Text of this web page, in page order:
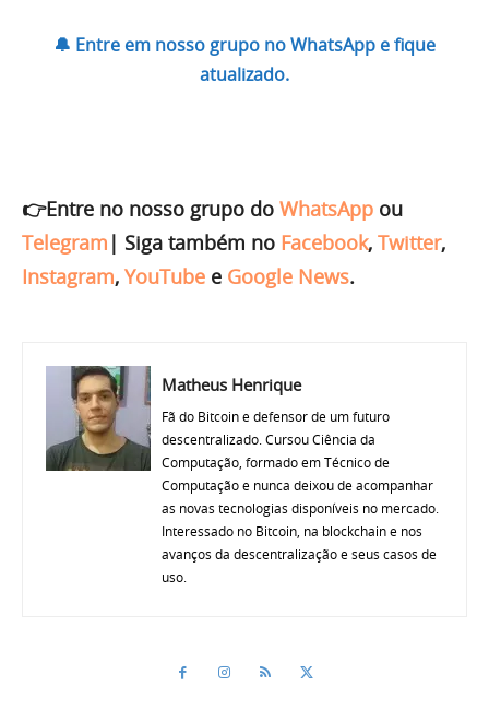
🔔 Entre em nosso grupo no WhatsApp e fique
atualizado.
👉Entre no nosso grupo do WhatsApp ou
Telegram | Siga também no Facebook, Twitter,
Instagram, YouTube e Google News.
Matheus Henrique
Fã do Bitcoin e defensor de um futuro
descentralizado. Cursou Ciência da
Computação, formado em Técnico de
Computação e nunca deixou de acompanhar
as novas tecnologias disponíveis no mercado.
Interessado no Bitcoin, na blockchain e nos
avanços da descentralização e seus casos de
uso.